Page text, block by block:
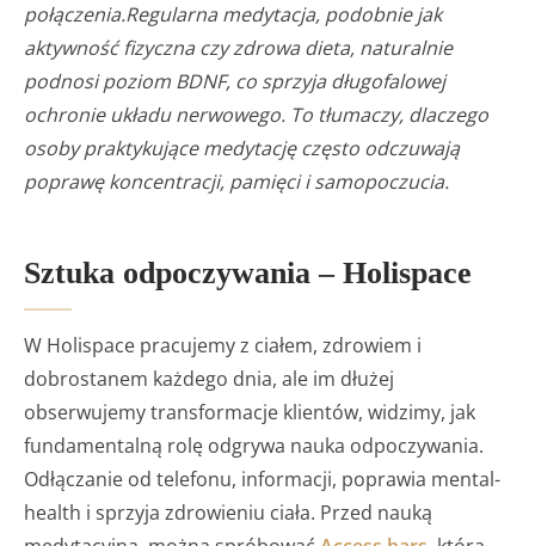
połączenia.Regularna medytacja, podobnie jak
aktywność fizyczna czy zdrowa dieta, naturalnie
podnosi poziom BDNF, co sprzyja długofalowej
ochronie układu nerwowego. To tłumaczy, dlaczego
osoby praktykujące medytację często odczuwają
poprawę koncentracji, pamięci i samopoczucia.
Sztuka odpoczywania – Holispace
W Holispace pracujemy z ciałem, zdrowiem i
dobrostanem każdego dnia, ale im dłużej
obserwujemy transformacje klientów, widzimy, jak
fundamentalną rolę odgrywa nauka odpoczywania.
Odłączanie od telefonu, informacji, poprawia mental-
health i sprzyja zdrowieniu ciała. Przed nauką